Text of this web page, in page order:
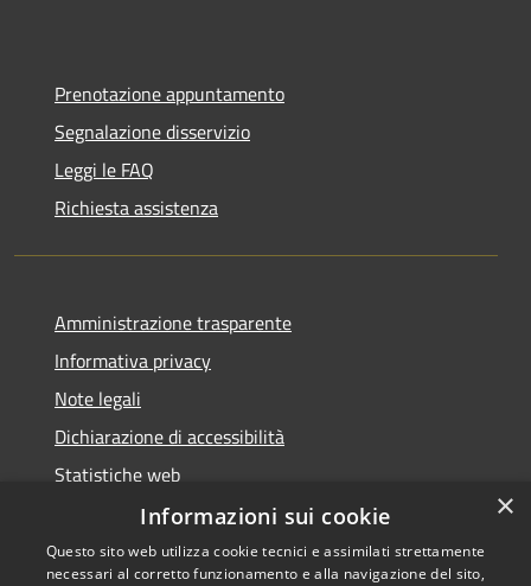
Prenotazione appuntamento
Segnalazione disservizio
Leggi le FAQ
Richiesta assistenza
Amministrazione trasparente
Informativa privacy
Note legali
Dichiarazione di accessibilità
Statistiche web
×
Informazioni sui cookie
Questo sito web utilizza cookie tecnici e assimilati strettamente
necessari al corretto funzionamento e alla navigazione del sito,